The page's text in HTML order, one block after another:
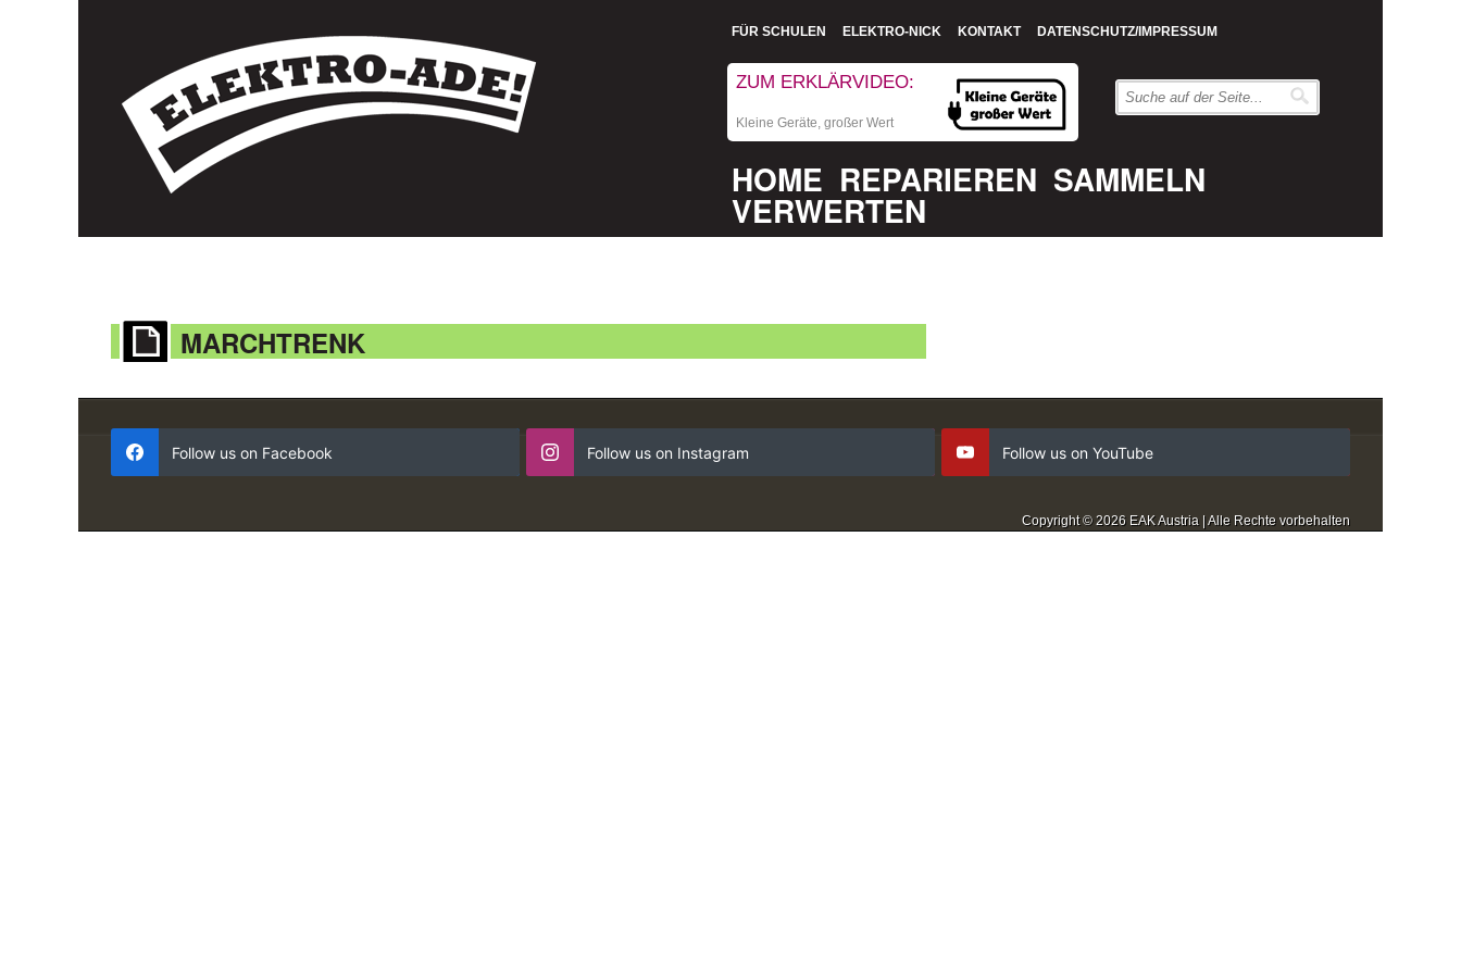
FÜR SCHULEN ELEKTRO-NICK KONTAKT DATENSCHUTZ/IMPRESSUM
ZUM ERKLÄRVIDEO:
Kleine Geräte, großer Wert
HOME REPARIEREN SAMMELN
VERWERTEN
MARCHTRENK
Follow us on Facebook Follow us on Instagram Follow us on YouTube
Copyright © 2026 EAK Austria | Alle Rechte vorbehalten